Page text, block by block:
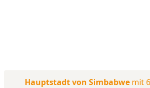
Hauptstadt von Simbabwe mit